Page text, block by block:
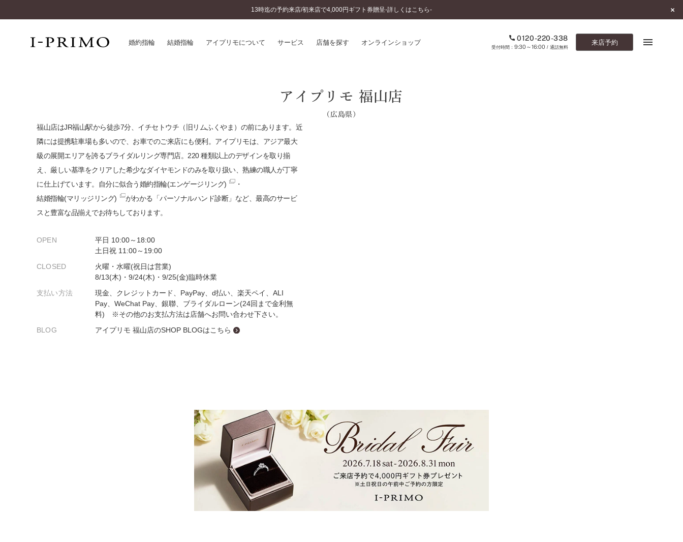
13時迄の予約来店/初来店で4,000円ギフト券贈呈-詳しくはこちら-
婚約指輪 結婚指輪 アイプリモについて サービス 店舗を探す オンラインショップ 0120-220-338
9:30～16:00/ 通話無料
来店予約
エタニティリング一覧
アニバーサリージュエリー一覧
コレクション
パーフェクトプロポーズリング®
ダイヤモンドプロポーズ
婚約ネックレス
ペールブラウンゴールド
コンセプトシリーズ
フラワリー
初空
一生涯のメンテナンス
近くに店舗がある
サービス
ショップ
店舗一覧
婚約指輪とは
結婚指輪とは
セットリングとは
アイプリモ 福山店
（広島県）
福山店はJR福山駅から徒歩7分、イチセトウチ（旧リムふくやま）の前にあります。近
隣には提携駐車場も多いので、お車でのご来店にも便利。アイプリモは、アジア最大
級の展開エリアを誇るブライダルリング専門店。220 種類以上のデザインを取り揃
え、厳しい基準をクリアした希少なダイヤモンドのみを取り扱い、熟練の職人が丁寧
に仕上げています。自分に似合う婚約指輪(エンゲージリング)
・
結婚指輪(マリッジリング)
がわかる「パーソナルハンド診断」など、最高のサービ
スと豊富な品揃えでお待ちしております。
OPEN
平日 10:00～18:00
土日祝 11:00～19:00
CLOSED
火曜・水曜(祝日は営業)
8/13(木)・9/24(木)・9/25(金)臨時休業
支払い方法
現金、クレジットカード、PayPay、d払い、楽天ペイ、ALI
Pay、WeChat Pay、銀聯、ブライダルローン(24回まで金利無
料) ※その他のお支払方法は店舗へお問い合わせ下さい。
BLOG
アイプリモ 福山店のSHOP BLOGはこちら